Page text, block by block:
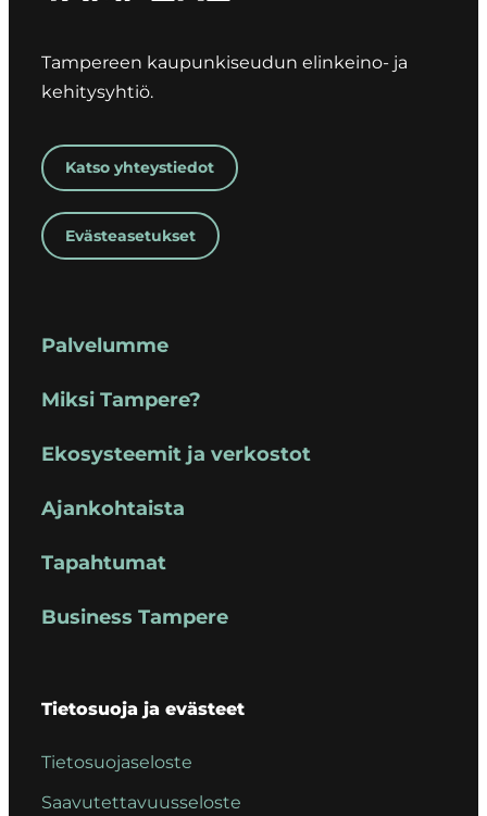
Tampereen kaupunkiseudun elinkeino- ja
kehitysyhtiö.
Katso yhteystiedot
Evästeasetukset
Palvelumme
Miksi Tampere?
Ekosysteemit ja verkostot
Ajankohtaista
Tapahtumat
Business Tampere
Tietosuoja ja evästeet
Tietosuojaseloste
Saavutettavuusseloste